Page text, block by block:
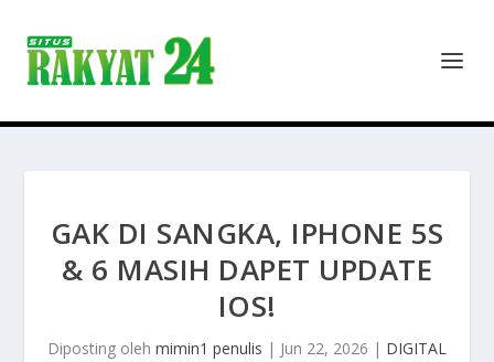
GAK DI SANGKA, IPHONE 5S
& 6 MASIH DAPET UPDATE
IOS!
Diposting oleh mimin1 penulis | Jun 22, 2026 | DIGITAL